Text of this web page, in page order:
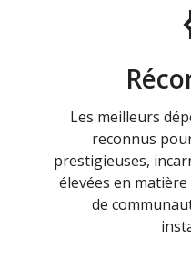
Les meilleurs
reconnus
prestigieuses,
élevées en
de